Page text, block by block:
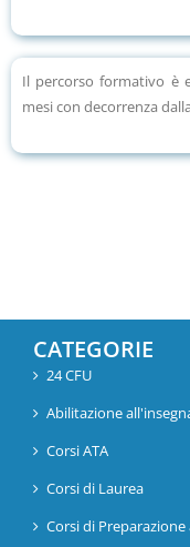
Il percorso formativo è
mesi con decorrenza
CATEGORIE
24 CFU
Abilitazione
Corsi ATA
Corsi di Laurea
Corsi di Preparazione